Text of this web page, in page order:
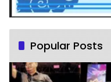
Popular Posts